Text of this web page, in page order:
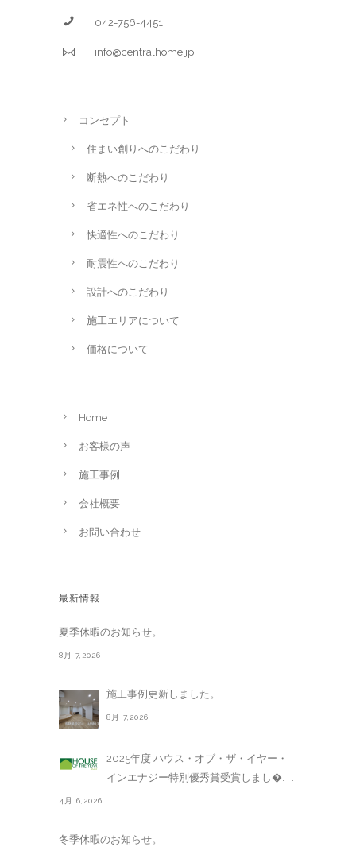
042-756-4451
info@centralhome.jp
コンセプト
住まい創りへのこだわり
断熱へのこだわり
省エネ性へのこだわり
快適性へのこだわり
耐震性へのこだわり
設計へのこだわり
施工エリアについて
価格について
Home
お客様の声
施工事例
会社概要
お問い合わせ
最新情報
夏季休暇のお知らせ。
8月 7,2026
施工事例更新しました。
8月 7,2026
2025年度 ハウス・オブ・ザ・イヤー・
インエナジー特別優秀賞受賞しまし�. . .
4月 6,2026
冬季休暇のお知らせ。